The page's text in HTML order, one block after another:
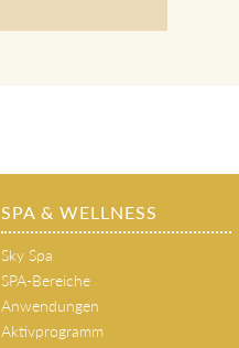
SPA & WELLNESS
Sky Spa
SPA-Bereiche
Anwendungen